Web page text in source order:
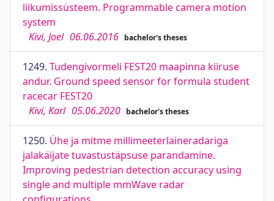
liikumissüsteem. Programmable camera motion
system
Kivi, Joel 06.06.2016 bachelor's theses
1249. Tudengivormeli FEST20 maapinna kiiruse
andur. Ground speed sensor for formula student
racecar FEST20
Kivi, Karl 05.06.2020 bachelor's theses
1250. Ühe ja mitme millimeeterlaineradariga
jalakäijate tuvastustäpsuse parandamine.
Improving pedestrian detection accuracy using
single and multiple mmWave radar